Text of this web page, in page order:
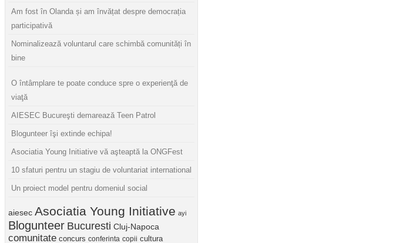
Am fost în Olanda și am învățat despre democrația
participativă
Nominalizează voluntarul care schimbă comunități în
bine
O întâmplare te poate conduce spre o experienţă de
viaţă
AIESEC Bucureşti demarează Teen Patrol
Blogunteer îşi extinde echipa!
Asociatia Young Initiative vă aşteaptă la ONGFest
10 sfaturi pentru un stagiu de voluntariat international
Un proiect model pentru domeniul social
aiesec Asociatia Young Initiative ayi
Blogunteer Bucuresti Cluj-Napoca
comunitate concurs conferinta copii cultura